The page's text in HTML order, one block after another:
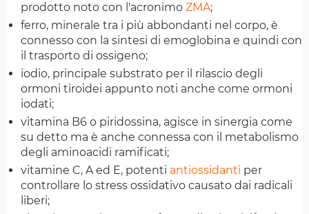
prodotto noto con l'acronimo ZMA;
ferro, minerale tra i più abbondanti nel corpo, è
connesso con la sintesi di emoglobina e quindi con
il trasporto di ossigeno;
iodio, principale substrato per il rilascio degli
ormoni tiroidei appunto noti anche come ormoni
iodati;
vitamina B6 o piridossina, agisce in sinergia come
su detto ma è anche connessa con il metabolismo
degli aminoacidi ramificati;
vitamine C, A ed E, potenti antiossidanti per
controllare lo stress ossidativo causato dai radicali
liberi;